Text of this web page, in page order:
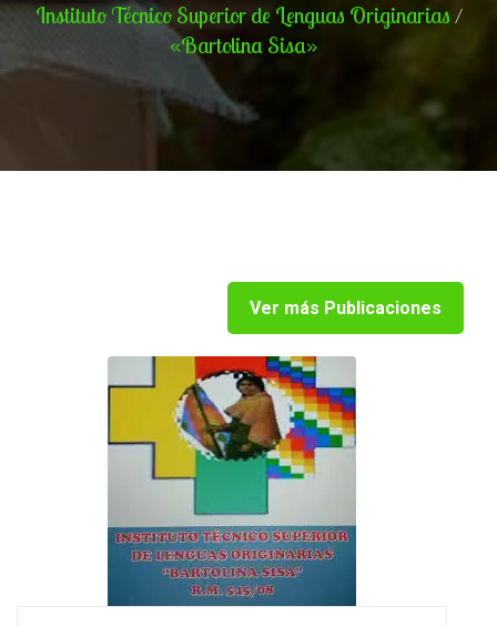
Instituto Técnico Superior de Lenguas Originarias
«Bartolina Sisa»
Ver más Publicaciones